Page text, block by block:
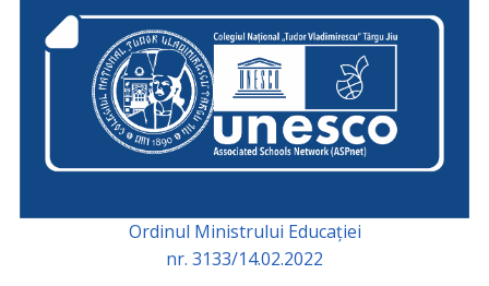
Ordinul Ministrului Educației
nr. 3133/14.02.2022